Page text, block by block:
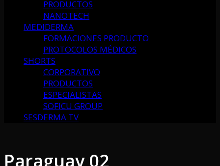
PRODUCTOS
NANOTECH
MEDIDERMA
FORMACIONES PRODUCTO
PROTOCOLOS MÉDICOS
SHORTS
CORPORATIVO
PRODUCTOS
ESPECIALISTAS
SOFICU GROUP
SESDERMA TV
Paraguay 02